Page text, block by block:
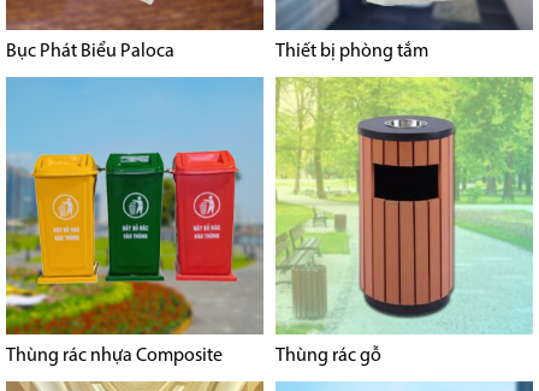
Bục Phát Biểu Paloca Thiết bị phòng tắm
Thùng rác nhựa Composite Thùng rác gỗ